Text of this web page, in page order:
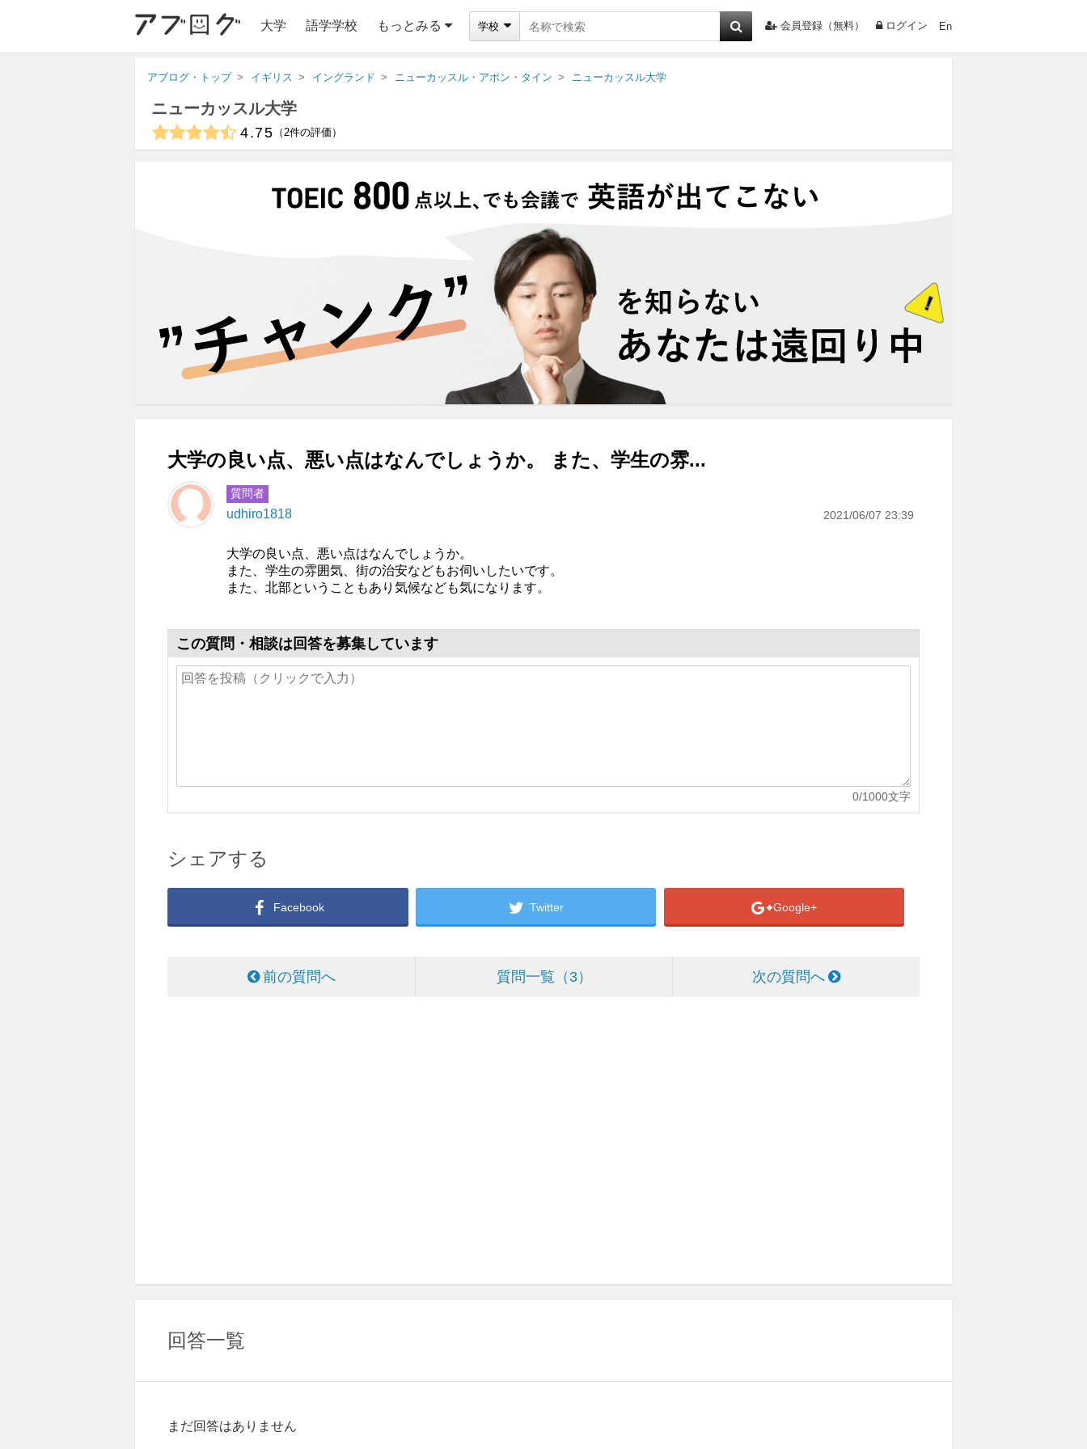
大学 語学学校 もっとみる 学校 会員登録（無料） ログイン En
アブログ・トップ イギリス イングランド ニューカッスル・アポン・タイン ニューカッスル大学
ニューカッスル大学
4.75 2件の評価
大学の良い点、悪い点はなんでしょうか。 また、学生の雰...
質問者
udhiro1818 2021/06/07 23:39
大学の良い点、悪い点はなんでしょうか。
また、学生の雰囲気、街の治安などもお伺いしたいです。
また、北部ということもあり気候なども気になります。
この質問・相談は回答を募集しています
0/1000文字
シェアする
Facebook Twitter Google+
前の質問へ 質問一覧 3 次の質問へ
回答一覧
まだ回答はありません